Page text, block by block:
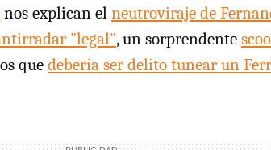
nos explican el neutroviraje de
"legal", un sorprendente
que debería ser delito tunear un